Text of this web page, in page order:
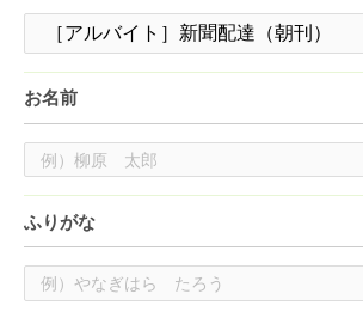
お名前
ふりがな